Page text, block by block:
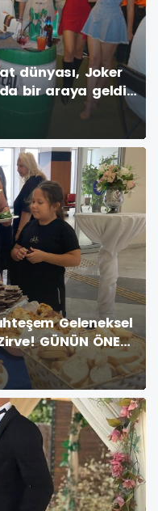
dünyası, Joker
bir araya geldi.
unutulmaz anlar
Geleneksel
ÖNE